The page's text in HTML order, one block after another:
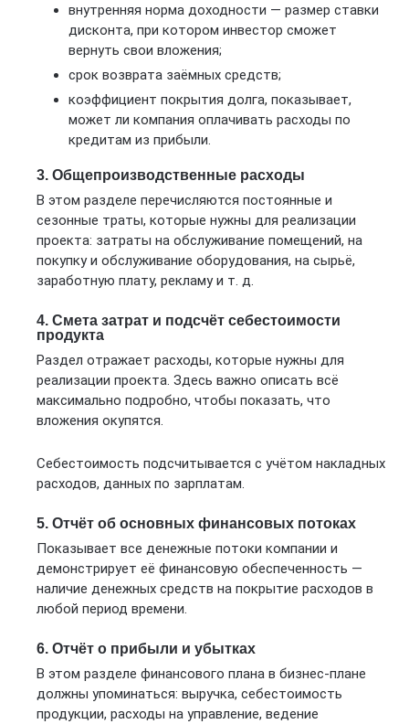
внутренняя норма доходности — размер ставки
дисконта, при котором инвестор сможет
вернуть свои вложения;
срок возврата заёмных средств;
коэффициент покрытия долга, показывает,
может ли компания оплачивать расходы по
кредитам из прибыли.
3. Общепроизводственные расходы
В этом разделе перечисляются постоянные и
сезонные траты, которые нужны для реализации
проекта: затраты на обслуживание помещений, на
покупку и обслуживание оборудования, на сырьё,
заработную плату, рекламу и т. д.
4. Смета затрат и подсчёт себестоимости
продукта
Раздел отражает расходы, которые нужны для
реализации проекта. Здесь важно описать всё
максимально подробно, чтобы показать, что
вложения окупятся.
Себестоимость подсчитывается с учётом накладных
расходов, данных по зарплатам.
5. Отчёт об основных финансовых потоках
Показывает все денежные потоки компании и
демонстрирует её финансовую обеспеченность —
наличие денежных средств на покрытие расходов в
любой период времени.
6. Отчёт о прибыли и убытках
В этом разделе финансового плана в бизнес-плане
должны упоминаться: выручка, себестоимость
продукции, расходы на управление, ведение